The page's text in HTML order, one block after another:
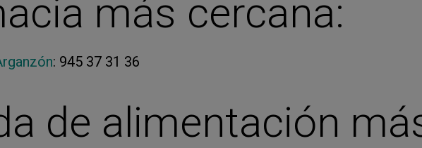
más cercana:
: 945 37 31 36
de alimentación